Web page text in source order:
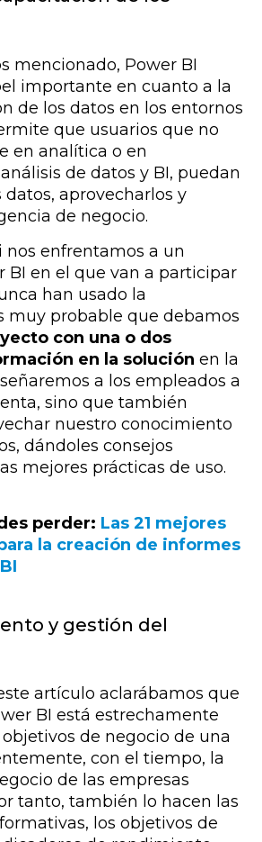
mencionado, Power BI
importante en cuanto a la
de los datos en los entornos
que usuarios que no
en analítica o en
de datos y BI, puedan
aprovecharlos y
de negocio.
nos enfrentamos a un
BI en el que van a participar
han usado la
muy probable que debamos
con una o dos
en la solución en la
a los empleados a
sino que también
nuestro conocimiento
dándoles consejos
mejores prácticas de uso.
perder: Las 21 mejores
la creación de informes
y gestión del
artículo aclarábamos que
BI está estrechamente
de negocio de una
con el tiempo, la
de las empresas
tanto, también lo hacen las
los objetivos de